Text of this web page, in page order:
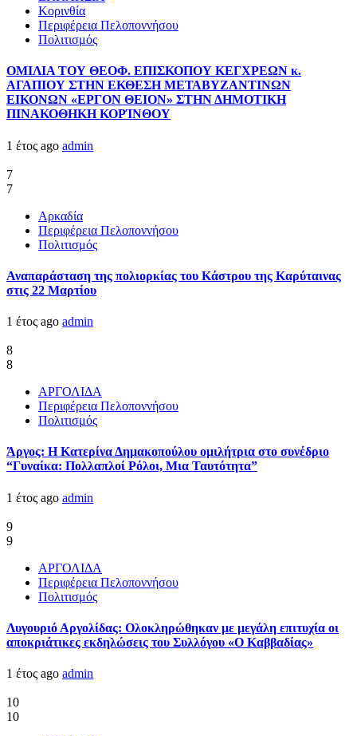
Κορινθία
Περιφέρεια Πελοποννήσου
Πολιτισμός
ΟΜΙΛΙΑ ΤΟΥ ΘΕΟΦ. ΕΠΙΣΚΟΠΟΥ ΚΕΓΧΡΕΩΝ κ.
ΑΓΑΠΙΟΥ ΣΤΗΝ ΕΚΘΕΣΗ ΜΕΤΑΒΥΖΑΝΤΙΝΩΝ
ΕΙΚΟΝΩΝ «ΕΡΓΟΝ ΘΕΙΟΝ» ΣΤΗΝ ΔΗΜΟΤΙΚΗ
ΠΙΝΑΚΟΘΗΚΗ ΚΟΡΊΝΘΟΥ
1 έτος ago admin
7
7
Αρκαδία
Περιφέρεια Πελοποννήσου
Πολιτισμός
Αναπαράσταση της πολιορκίας του Κάστρου της Καρύταινας
στις 22 Μαρτίου
1 έτος ago admin
8
8
ΑΡΓΟΛΙΔΑ
Περιφέρεια Πελοποννήσου
Πολιτισμός
Άργος: Η Κατερίνα Δημακοπούλου ομιλήτρια στο συνέδριο
“Γυναίκα: Πολλαπλοί Ρόλοι, Μια Ταυτότητα”
1 έτος ago admin
9
9
ΑΡΓΟΛΙΔΑ
Περιφέρεια Πελοποννήσου
Πολιτισμός
Λυγουριό Αργολίδας: Ολοκληρώθηκαν με μεγάλη επιτυχία οι
αποκριάτικες εκδηλώσεις του Συλλόγου «Ο Καββαδίας»
1 έτος ago admin
10
10